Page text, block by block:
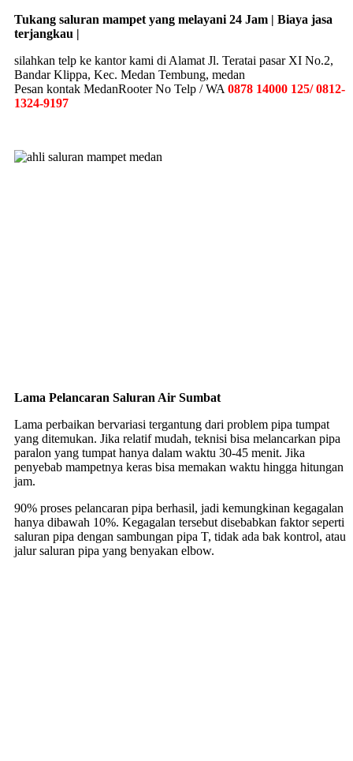
Tukang saluran mampet yang melayani 24 Jam | Biaya jasa
terjangkau |
silahkan telp ke kantor kami di Alamat Jl. Teratai pasar XI No.2,
Bandar Klippa, Kec. Medan Tembung, medan
Pesan kontak MedanRooter No Telp / WA 0878 14000 125/ 0812-
1324-9197
Lama Pelancaran Saluran Air Sumbat
Lama perbaikan bervariasi tergantung dari problem pipa tumpat
yang ditemukan. Jika relatif mudah, teknisi bisa melancarkan pipa
paralon yang tumpat hanya dalam waktu 30-45 menit. Jika
penyebab mampetnya keras bisa memakan waktu hingga hitungan
jam.
90% proses pelancaran pipa berhasil, jadi kemungkinan kegagalan
hanya dibawah 10%. Kegagalan tersebut disebabkan faktor seperti
saluran pipa dengan sambungan pipa T, tidak ada bak kontrol, atau
jalur saluran pipa yang benyakan elbow.